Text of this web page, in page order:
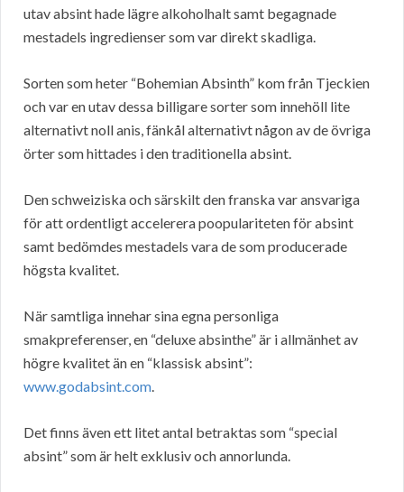
utav absint hade lägre alkoholhalt samt begagnade
mestadels ingredienser som var direkt skadliga.
Sorten som heter “Bohemian Absinth” kom från Tjeckien
och var en utav dessa billigare sorter som innehöll lite
alternativt noll anis, fänkål alternativt någon av de övriga
örter som hittades i den traditionella absint.
Den schweiziska och särskilt den franska var ansvariga
för att ordentligt accelerera poopulariteten för absint
samt bedömdes mestadels vara de som producerade
högsta kvalitet.
När samtliga innehar sina egna personliga
smakpreferenser, en “deluxe absinthe” är i allmänhet av
högre kvalitet än en “klassisk absint”:
www.godabsint.com.
Det finns även ett litet antal betraktas som “special
absint” som är helt exklusiv och annorlunda.